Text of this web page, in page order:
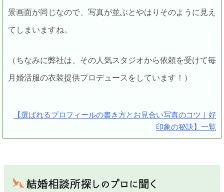
景画面が同じなので、写真が並ぶとやはりそのように見え
てしまいますね。
（ちなみに弊社は、その人気スタジオから依頼を受けて毎
月婚活服の衣装提供プロデュースをしています！）
【選ばれるプロフィールの書き方とお見合い写真のコツ｜好
印象の秘訣】一覧